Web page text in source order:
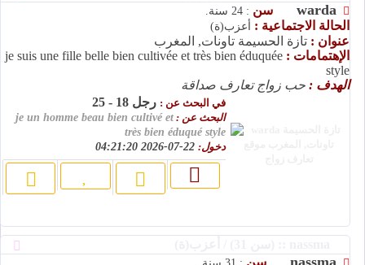
warda سن : 24 سنة.
الحالة الاجتماعية : أعزب(ة)
عنوان : تازة الحسيمة تاونات, المغرب
الإهتمامات : je suis une fille belle bien cultivée et très bien éduquée
style
الهدف : حب زواج تعارف صداقة
في البحث عن : رجل 18 - 25
البحث عن : je un homme beau bien cultivé et
très bien éduqué style
دخول:
nassma سن